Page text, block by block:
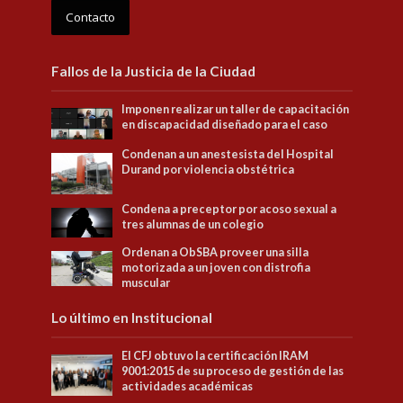
Contacto
Fallos de la Justicia de la Ciudad
Imponen realizar un taller de capacitación
en discapacidad diseñado para el caso
Condenan a un anestesista del Hospital
Durand por violencia obstétrica
Condena a preceptor por acoso sexual a
tres alumnas de un colegio
Ordenan a ObSBA proveer una silla
motorizada a un joven con distrofia
muscular
Lo último en Institucional
El CFJ obtuvo la certificación IRAM
9001:2015 de su proceso de gestión de las
actividades académicas